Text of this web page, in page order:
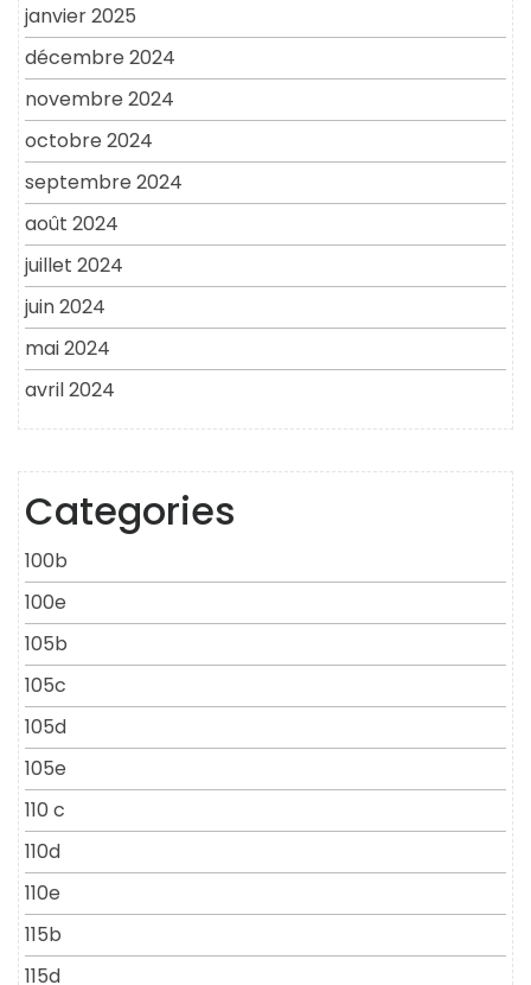
janvier 2025
décembre 2024
novembre 2024
octobre 2024
septembre 2024
août 2024
juillet 2024
juin 2024
mai 2024
avril 2024
Categories
100b
100e
105b
105c
105d
105e
110 c
110d
110e
115b
115d